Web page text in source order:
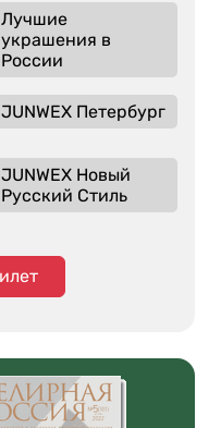
Лучшие
украшения в
России
JUNWEX Петербург
JUNWEX Новый
Русский Стиль